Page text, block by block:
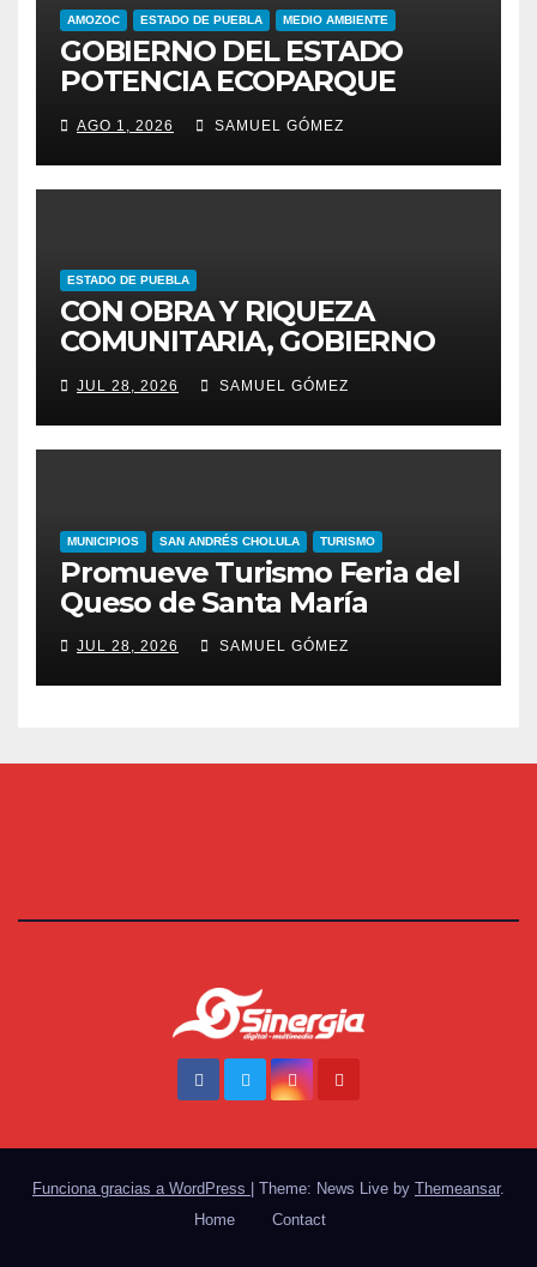
AMOZOC ESTADO DE PUEBLA MEDIO AMBIENTE
GOBIERNO DEL ESTADO
POTENCIA ECOPARQUE
PENSAR EN GRANDE COMO
REFERENTE AMBIENTAL
AGO 1, 2026 SAMUEL GÓMEZ
ESTADO DE PUEBLA
CON OBRA Y RIQUEZA
COMUNITARIA, GOBIERNO
ESTATAL INCENTIVA AL
TALENTO ARTESANAL
JUL 28, 2026 SAMUEL GÓMEZ
MUNICIPIOS SAN ANDRÉS CHOLULA TURISMO
Promueve Turismo Feria del
Queso de Santa María
JUL 28, 2026 SAMUEL GÓMEZ
Funciona gracias a WordPress Theme: News Live by Themeansar.
Home
Contact